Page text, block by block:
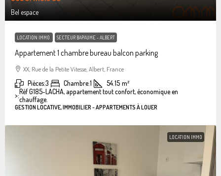
Bel espace
LOCATION IMMO SECTEUR BAPAUME - ALBERT
Appartement 1 chambre bureau balcon parking
XX, Rue de la Petite Vitesse, Albert, France
Pièces:3 Chambre:1 54.15 m²
>:Réf G185-LACHA, appartement tout confort, économique en
chauffage.
GESTION LOCATIVE, IMMOBILIER - APPARTEMENTS À LOUER
LOCATION IMMO